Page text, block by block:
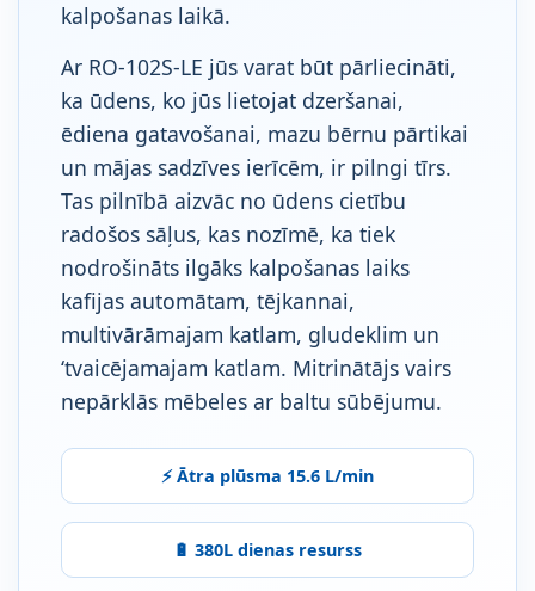
kalpošanas laikā.
Ar RO-102S-LE jūs varat būt pārliecināti,
ka ūdens, ko jūs lietojat dzeršanai,
ēdiena gatavošanai, mazu bērnu pārtikai
un mājas sadzīves ierīcēm, ir pilngi tīrs.
Tas pilnībā aizvāc no ūdens cietību
radošos sāļus, kas nozīmē, ka tiek
nodrošināts ilgāks kalpošanas laiks
kafijas automātam, tējkannai,
multivārāmajam katlam, gludeklim un
‘tvaicējamajam katlam. Mitrinātājs vairs
nepārklās mēbeles ar baltu sūbējumu.
⚡ Ātra plūsma 15.6 L/min
🔋 380L dienas resurss